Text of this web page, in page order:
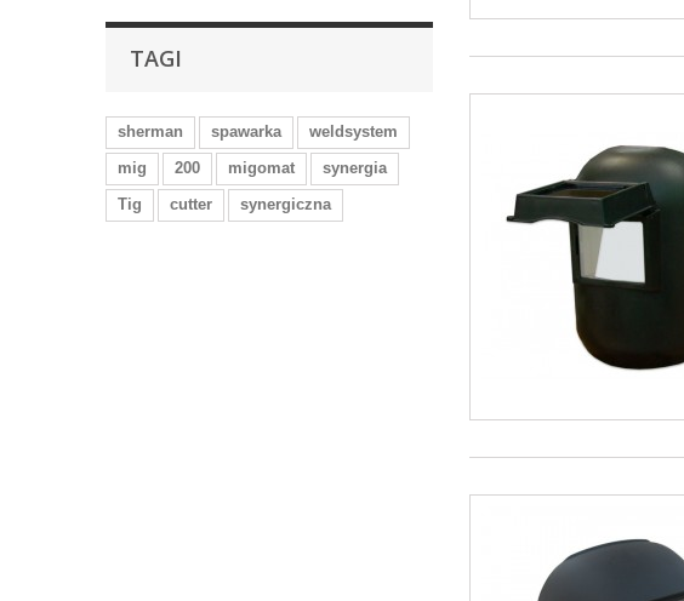
TAGI
sherman spawarka
weldsystem
mig
200 migomat
synergia
Tig
cutter synergiczna